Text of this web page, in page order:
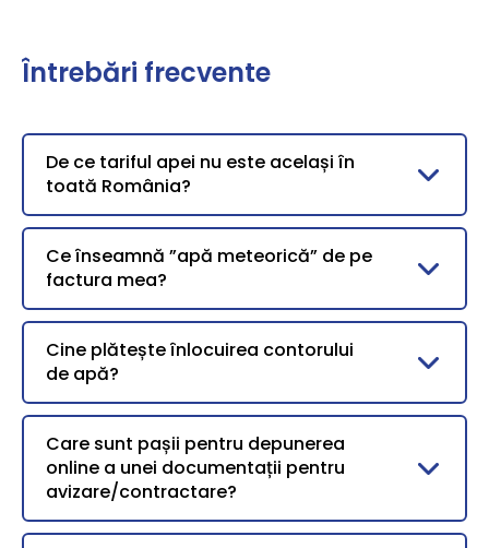
Întrebări frecvente
De ce tariful apei nu este același în
toată România?
Ce înseamnă ”apă meteorică” de pe
factura mea?
Cine plătește înlocuirea contorului
de apă?
Care sunt pașii pentru depunerea
online a unei documentații pentru
avizare/contractare?